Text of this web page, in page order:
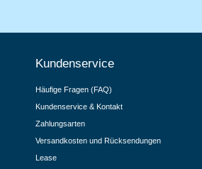
Kundenservice
Häufige Fragen (FAQ)
Kundenservice & Kontakt
Zahlungsarten
Versandkosten und Rücksendungen
Lease